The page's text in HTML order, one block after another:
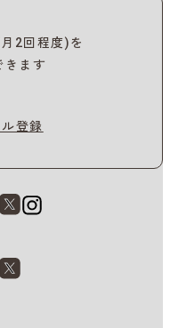
2回程度)を
きます
登録